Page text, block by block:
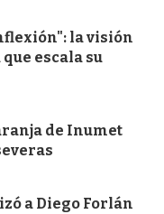
la visión
escala su
de Inumet
a Diego Forlán